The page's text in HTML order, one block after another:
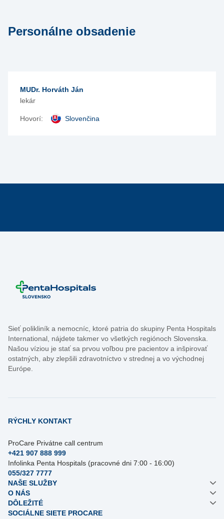
Personálne obsadenie
MUDr. Horváth Ján
lekár
Hovorí: Slovenčina
Sieť polikliník a nemocníc, ktoré patria do skupiny Penta Hospitals
International, nájdete takmer vo všetkých regiónoch Slovenska.
Našou víziou je stať sa prvou voľbou pre pacientov a inšpirovať
ostatných, aby zlepšili zdravotníctvo v strednej a vo východnej
Európe.
RÝCHLY KONTAKT
ProCare Privátne call centrum
+421 907 888 999
Infolinka Penta Hospitals (pracovné dni 7:00 - 16:00)
055/327 7777
NAŠE SLUŽBY
O NÁS
DÔLEŽITÉ
SOCIÁLNE SIETE PROCARE